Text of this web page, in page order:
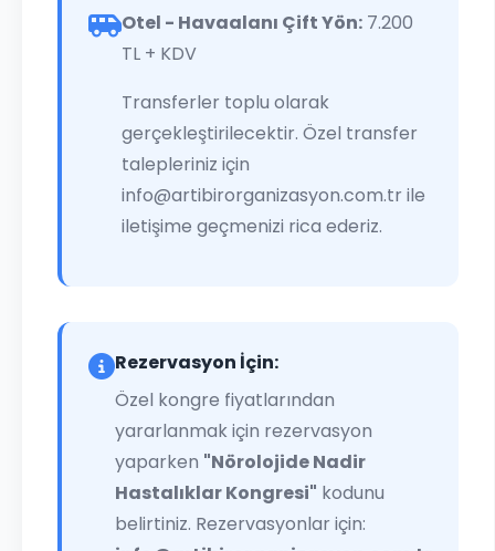
Otel - Havaalanı Çift Yön: 7.200
TL + KDV
Transferler toplu olarak
gerçekleştirilecektir. Özel transfer
talepleriniz için
info@artibirorganizasyon.com.tr ile
iletişime geçmenizi rica ederiz.
Rezervasyon İçin:
Özel kongre fiyatlarından
yararlanmak için rezervasyon
yaparken "Nörolojide Nadir
Hastalıklar Kongresi" kodunu
belirtiniz. Rezervasyonlar için: